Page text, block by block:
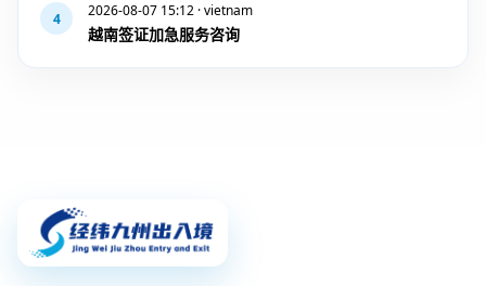
4 2026-08-07 15:12 · vietnam
越南签证加急服务咨询